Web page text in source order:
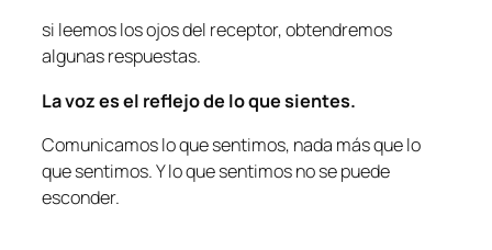
si leemos los ojos del receptor, obtendremos
algunas respuestas.
La voz es el reflejo de lo que sientes.
Comunicamos lo que sentimos, nada más que lo
que sentimos. Y lo que sentimos no se puede
esconder.